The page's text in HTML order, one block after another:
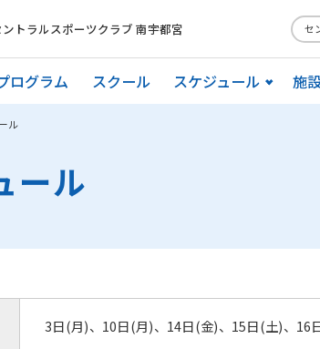
ントラルスポーツクラブ 南宇都宮 セ
ログラム スクール スケジュール 施
ル
ール
3日(月)、10日(月)、14日(金)、15日(土)、16